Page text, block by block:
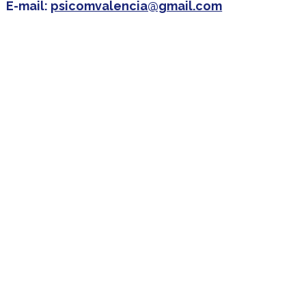
E-mail: psicomvalencia@gmail.com